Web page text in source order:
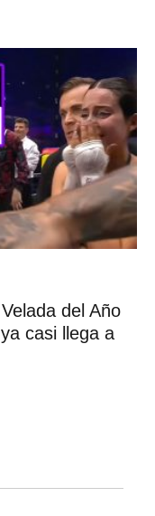
del Año
casi llega a